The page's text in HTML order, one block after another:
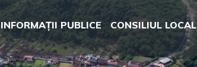
INFORMAȚII PUBLICE CONSILIUL LOCAL